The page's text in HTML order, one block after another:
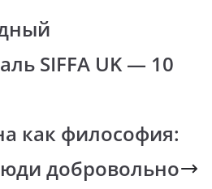
gr
a
m
SIFFA UK — 10
как философия:
добровольно